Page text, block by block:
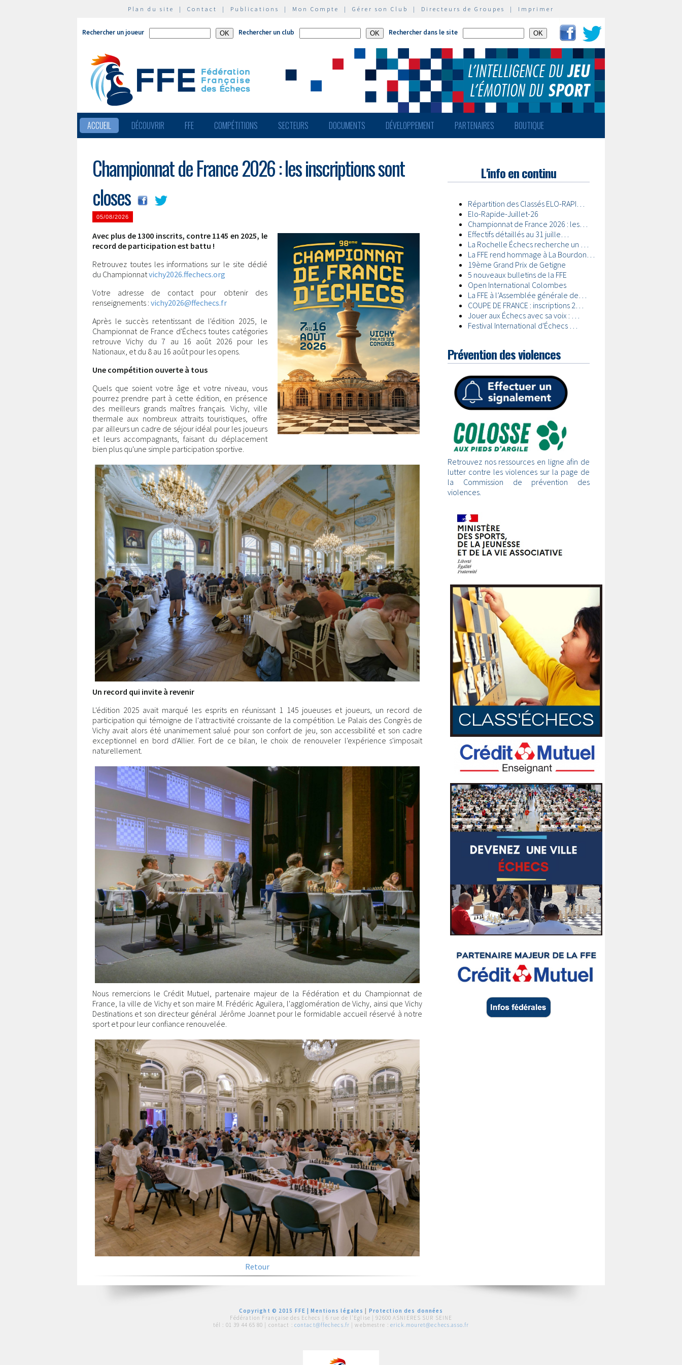
Plan du site | Contact | Publications | Mon Compte | Gérer son Club | Directeurs de Groupes | Imprimer
Rechercher un joueur Rechercher un club Rechercher dans le site
ACCUEIL DÉCOUVRIR FFE COMPÉTITIONS SECTEURS DOCUMENTS DÉVELOPPEMENT PARTENAIRES BOUTIQUE
Championnat de France 2026 : les inscriptions sont
closes
05/08/2026
Avec plus de 1300 inscrits, contre 1145 en 2025, le
record de participation est battu !
Retrouvez toutes les informations sur le site dédié
du Championnatvichy2026.ffechecs.org
Votre adresse de contact pour obtenir des
renseignements : vichy2026@ffechecs.fr
Après le succès retentissant de l'édition 2025, le
Championnat de France d'Échecs toutes catégories
retrouve Vichy du 7 au 16 août 2026 pour les
Nationaux, et du 8 au 16 août pour les opens.
Une compétition ouverte à tous
Quels que soient votre âge et votre niveau, vous
pourrez prendre part à cette édition, en présence
des meilleurs grands maîtres français. Vichy, ville
thermale aux nombreux attraits touristiques, offre
par ailleurs un cadre de séjour idéal pour les joueurs
et leurs accompagnants, faisant du déplacement
bien plus qu'une simple participation sportive.
Un record qui invite à revenir
L'édition 2025 avait marqué les esprits en réunissant 1 145 joueuses et joueurs, un record de
participation qui témoigne de l'attractivité croissante de la compétition. Le Palais des Congrès de
Vichy avait alors été unanimement salué pour son confort de jeu, son accessibilité et son cadre
exceptionnel en bord d'Allier. Fort de ce bilan, le choix de renouveler l'expérience s'imposait
naturellement.
Nous remercions le Crédit Mutuel, partenaire majeur de la Fédération et du Championnat de
France, la ville de Vichy et son maire M. Frédéric Aguilera, l'agglomération de Vichy, ainsi que Vichy
Destinations et son directeur général Jérôme Joannet pour le formidable accueil réservé à notre
sport et pour leur confiance renouvelée.
Retour
L'info en continu
Prévention des violences
Retrouvez nos ressources en ligne afin de
lutter contre les violences sur la page de
la Commission de prévention des
violences.
Copyright © 2015 FFE |Mentions légales
Protection des données
Fédération Française des Echecs | 6 rue de l'Eglise | 92600 ASNIERES SUR SEINE
tél : 01 39 44 65 80 | contact : contact@ffechecs.fr | webmestre : erick.mouret@echecs.asso.fr